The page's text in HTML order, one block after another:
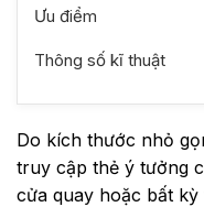
Ưu điểm
Thông số kĩ thuật
Do kích thước nhỏ
truy cập thẻ ý tưởng
cửa quay hoặc bất